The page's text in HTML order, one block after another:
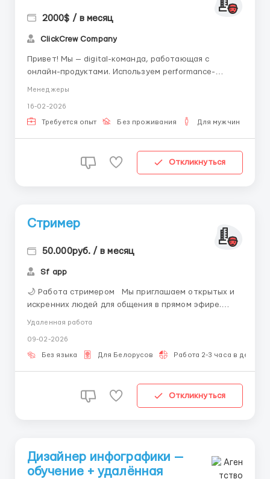
2000$ / в месяц
ClickCrew Company
Привет! Мы — digital-команда, работающая с
онлайн-продуктами. Используем performance-
и ищем менеджера по продажам. Что предстоит
делать? • Общаться с клиентами в CRM и мессе...
Менеджеры
16-02-2026
Требуется опыт Без проживания Для мужчин
Откликнуться
Стример
50.000руб. / в месяц
Sf app
🌙 Работа стримером Мы приглашаем открытых и
искренних людей для общения в прямом эфире.
Опыт не требуется — всему подскажем и будем на
больших городов, так и для небольших населённых
пунктов 🗺️ 🪄 Кого ждём Девуш...
Удаленная работа
09-02-2026
Без языка Для Белорусов Работа 2-3 часа в день
Откликнуться
Дизайнер инфографики —
обучение + удалённая